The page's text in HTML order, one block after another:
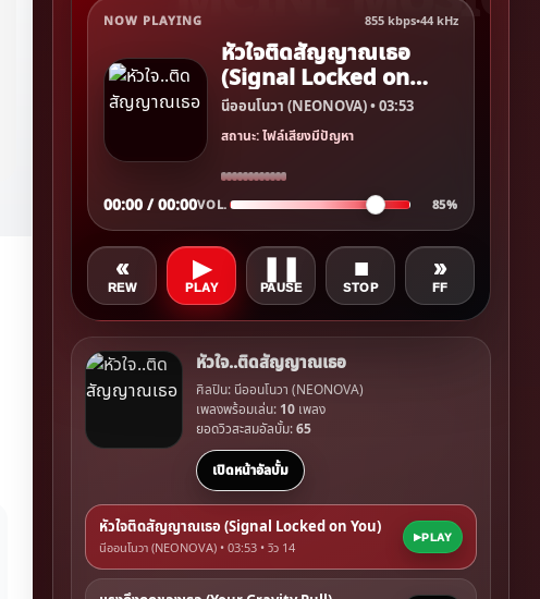
NOW PLAYING 855 kbps•44 kHz
หัวใจติดสัญญาณเธอ
(Signal Locked on
You)
นีออนโนวา (NEONOVA) • 03:53
สถานะ: ไฟล์เสียงมีปัญหา
00:00 / 00:00VOL. 85%
«
REW
▶
PLAY PAUSE
■
STOP
»
FF
หัวใจ..ติดสัญญาณเธอ
ศิลปิน: นีออนโนวา (NEONOVA)
เพลงพร้อมเล่น: 10 เพลง
ยอดวิวสะสมอัลบั้ม:65
เปิดหน้าอัลบั้ม
หัวใจติดสัญญาณเธอ (Signal Locked on You)
นีออนโนวา (NEONOVA) • 03:53 • วิว 14
PLAY